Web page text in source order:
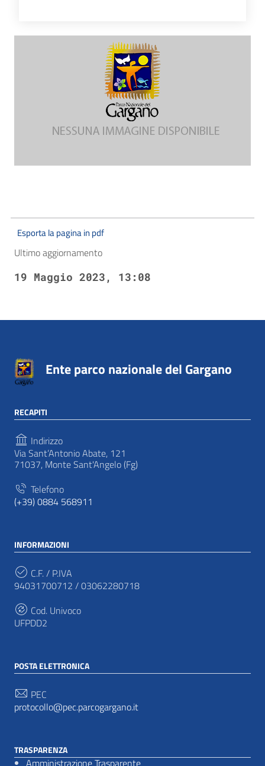
Esporta la pagina in pdf
Ultimo aggiornamento
19 Maggio 2023, 13:08
Ente parco nazionale del Gargano
RECAPITI
Indirizzo
Via Sant’Antonio Abate, 121
71037, Monte Sant'Angelo (Fg)
Telefono
(+39) 0884 568911
INFORMAZIONI
C.F. / P.IVA
94031700712 / 03062280718
Cod. Univoco
UFPDD2
POSTA ELETTRONICA
PEC
protocollo@pec.parcogargano.it
TRASPARENZA
Amministrazione Trasparente